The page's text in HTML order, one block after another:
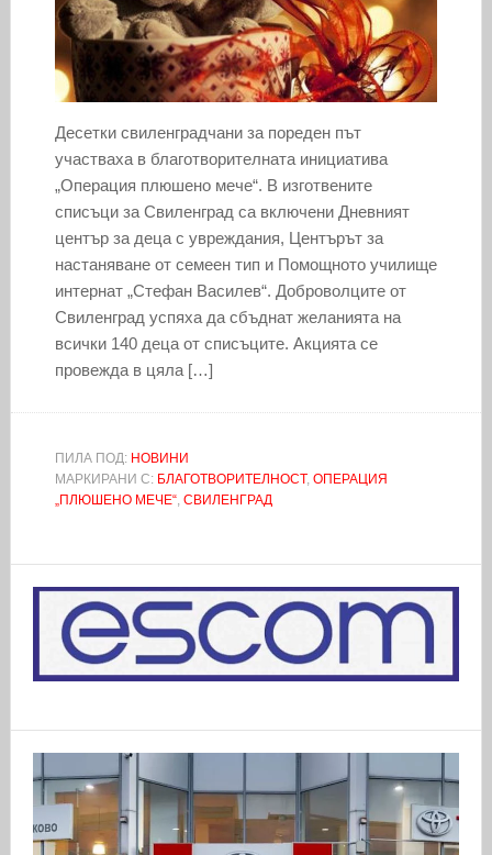
Десетки свиленградчани за пореден път
участваха в благотворителната инициатива
„Операция плюшено мече“. В изготвените
списъци за Свиленград са включени Дневният
център за деца с увреждания, Центърът за
настаняване от семеен тип и Помощното училище
интернат „Стефан Василев“. Доброволците от
Свиленград успяха да сбъднат желанията на
всички 140 деца от списъците. Акцията се
провежда в цяла […]
ПИЛА ПОД: НОВИНИ
МАРКИРАНИ С: БЛАГОТВОРИТЕЛНОСТ, ОПЕРАЦИЯ
„ПЛЮШЕНО МЕЧЕ“, СВИЛЕНГРАД